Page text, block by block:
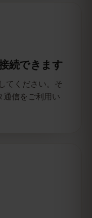
続できます
てください。そ
通信をご利用い